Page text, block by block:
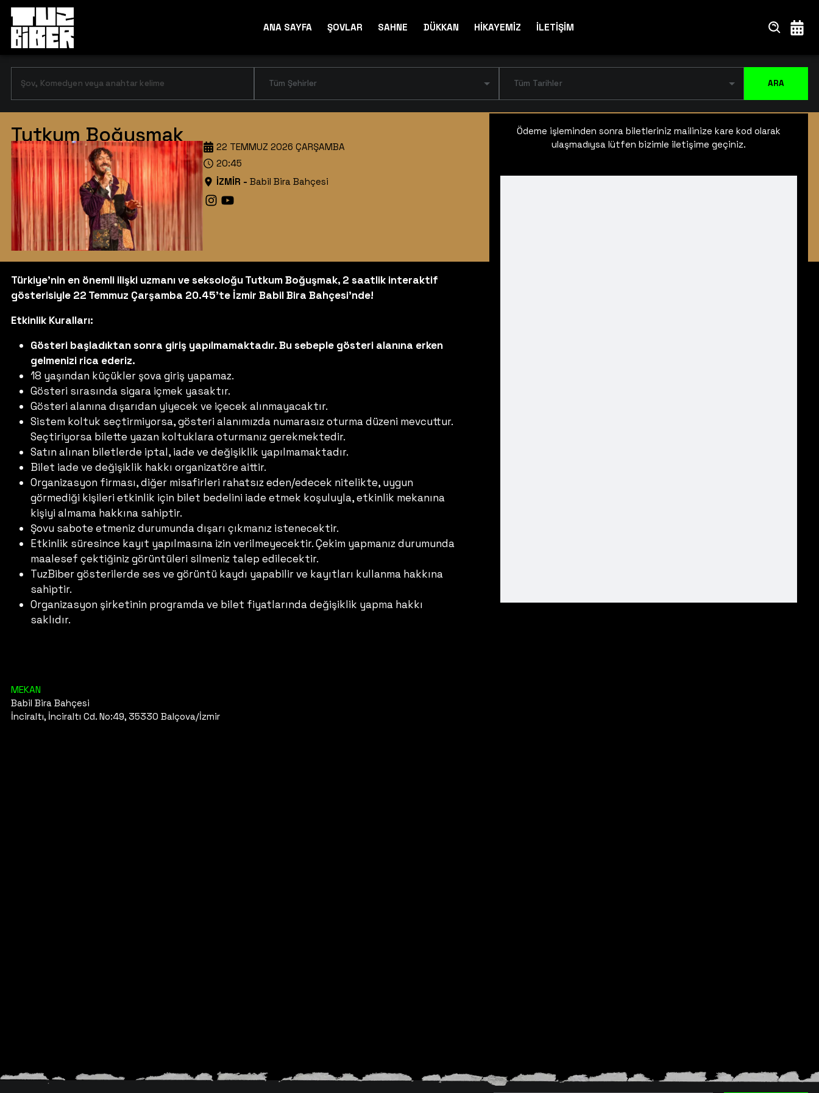
ANA SAYFA ŞOVLAR SAHNE DÜKKAN HİKAYEMİZ İLETİŞİM
Tüm Şehirler Tüm Tarihler ARA
Tutkum Boğuşmak
İZMİR - Babil Bira Bahçesi
22 TEMMUZ 2026 ÇARŞAMBA
20:45
Türkiye’nin en önemli ilişki uzmanı ve seksoloğu Tutkum Boğuşmak, 2 saatlik interaktif
gösterisiyle 22 Temmuz Çarşamba 20.45’te İzmir Babil Bira Bahçesi'nde!
Etkinlik Kuralları:
Gösteri başladıktan sonra giriş yapılmamaktadır. Bu sebeple gösteri alanına erken
gelmenizi rica ederiz.
18 yaşından küçükler şova giriş yapamaz.
Gösteri sırasında sigara içmek yasaktır.
Gösteri alanına dışarıdan yiyecek ve içecek alınmayacaktır.
Sistem koltuk seçtirmiyorsa, gösteri alanımızda numarasız oturma düzeni mevcuttur.
Seçtiriyorsa bilette yazan koltuklara oturmanız gerekmektedir.
Satın alınan biletlerde iptal, iade ve değişiklik yapılmamaktadır.
Bilet iade ve değişiklik hakkı organizatöre aittir.
Organizasyon firması, diğer misafirleri rahatsız eden/edecek nitelikte, uygun
görmediği kişileri etkinlik için bilet bedelini iade etmek koşuluyla, etkinlik mekanına
kişiyi almama hakkına sahiptir.
Şovu sabote etmeniz durumunda dışarı çıkmanız istenecektir.
Etkinlik süresince kayıt yapılmasına izin verilmeyecektir. Çekim yapmanız durumunda
maalesef çektiğiniz görüntüleri silmeniz talep edilecektir.
TuzBiber gösterilerde ses ve görüntü kaydı yapabilir ve kayıtları kullanma hakkına
sahiptir.
Organizasyon şirketinin programda ve bilet fiyatlarında değişiklik yapma hakkı
saklıdır.
MEKAN
Babil Bira Bahçesi
İnciraltı, İnciraltı Cd. No:49, 35330 Balçova/İzmir
Ödeme işleminden sonra biletleriniz mailinize kare kod olarak
ulaşmadıysa lütfen bizimle iletişime geçiniz.